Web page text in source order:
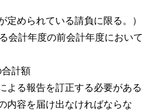
青
流れ
められている請負に限る。）
会計年度の前会計年度において
計額
る報告を訂正する必要がある
内容を届け出なければならな